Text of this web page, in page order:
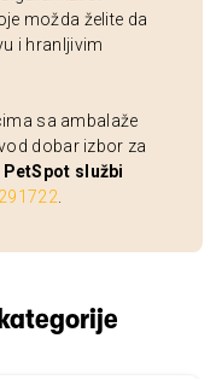
možda želite da
i hranljivim
sa ambalaže
dobar izbor za
PetSpot službi